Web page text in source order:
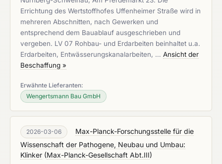
Errichtung des Wertstoffhofes Uffenheimer Straße wird in
mehreren Abschnitten, nach Gewerken und
entsprechend dem Bauablauf ausgeschrieben und
vergeben. LV 07 Rohbau- und Erdarbeiten beinhaltet u.a.
Erdarbeiten, Entwässerungskanalarbeiten, … Ansicht der
Beschaffung »
Erwähnte Lieferanten:
Wengertsmann Bau GmbH
2026-03-06
Max-Planck-Forschungsstelle für die
Wissenschaft der Pathogene, Neubau und Umbau:
Klinker (Max-Planck-Gesellschaft Abt.III)